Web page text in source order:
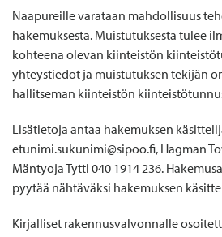
Naapureille varataan mahdollisuus
hakemuksesta. Muistutuksesta tulee
kohteena olevan kiinteistön
yhteystiedot ja muistutuksen tekijän
hallitseman kiinteistön
Lisätietoja antaa hakemuksen
etunimi.sukunimi@sipoo.fi, Hagman
Mäntyoja Tytti 040 1914 236.
pyytää nähtäväksi hakemuksen
Kirjalliset rakennusvalvonnalle